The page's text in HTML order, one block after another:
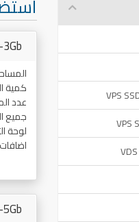
كمية
عدد
جميع
لوحة